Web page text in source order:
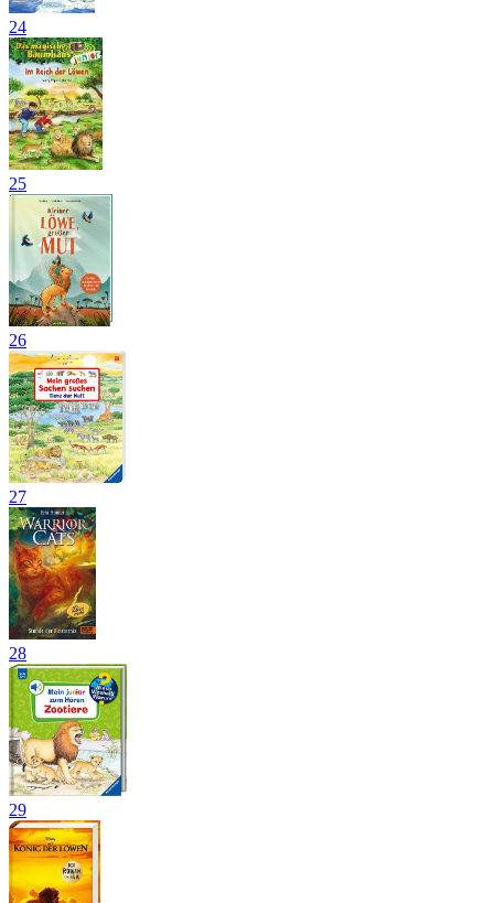
24
25
26
27
28
29